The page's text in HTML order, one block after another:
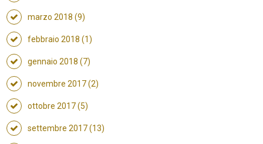
marzo 2018 (9)
febbraio 2018 (1)
gennaio 2018 (7)
novembre 2017 (2)
ottobre 2017 (5)
settembre 2017 (13)